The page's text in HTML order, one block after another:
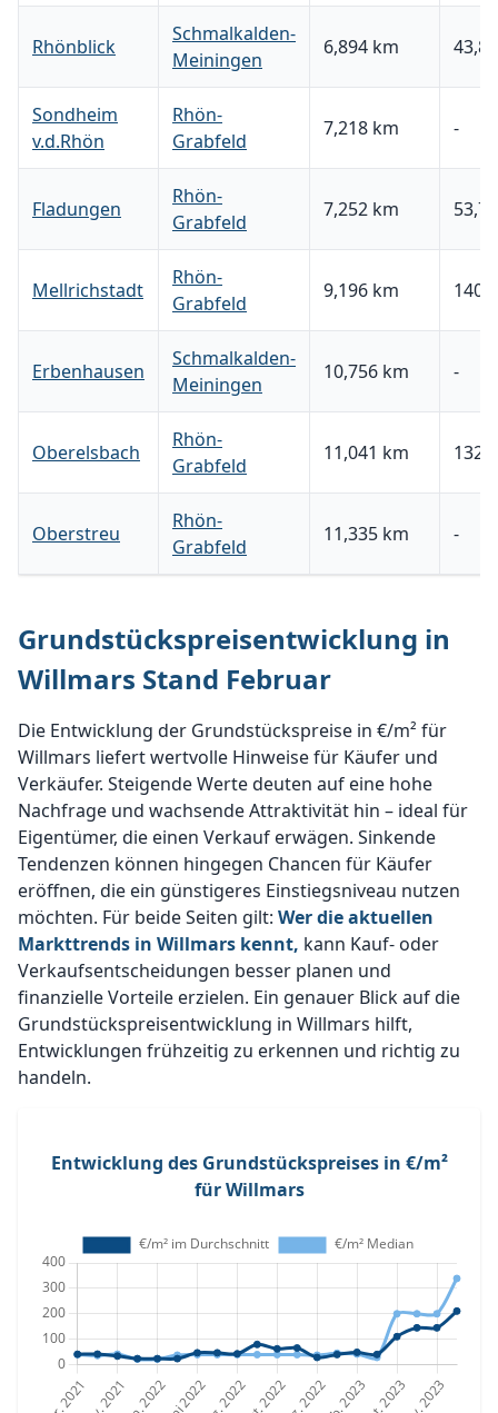
Rhönblick
Schmalkalden-
Meiningen
6,894 km
Sondheim
v.d.Rhön
Rhön-
Grabfeld
7,218 km -
Fladungen
Rhön-
Grabfeld
7,252 km
Mellrichstadt
Rhön-
Grabfeld
9,196 km
Erbenhausen
Schmalkalden-
Meiningen
10,756 km -
Oberelsbach
Rhön-
Grabfeld
11,041 km
Oberstreu
Rhön-
Grabfeld
11,335 km -
Grundstückspreisentwicklung in
Willmars Stand Februar
Die Entwicklung der Grundstückspreise in €/m² für
Willmars liefert wertvolle Hinweise für Käufer und
Verkäufer. Steigende Werte deuten auf eine hohe
Nachfrage und wachsende Attraktivität hin – ideal für
Eigentümer, die einen Verkauf erwägen. Sinkende
Tendenzen können hingegen Chancen für Käufer
eröffnen, die ein günstigeres Einstiegsniveau nutzen
möchten. Für beide Seiten gilt: Wer die aktuellen
Markttrends in Willmars kennt, kann Kauf- oder
Verkaufsentscheidungen besser planen und
finanzielle Vorteile erzielen. Ein genauer Blick auf die
Grundstückspreisentwicklung in Willmars hilft,
Entwicklungen frühzeitig zu erkennen und richtig zu
handeln.
Entwicklung des Grundstückspreises in €/m²
für Willmars